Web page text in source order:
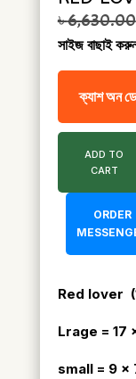
৳6,630.00
সাইজ বাছাই
ক্যাশ অন
ADD TO
CART
ORDER
Red lover
Lrage = 17
small = 9 x